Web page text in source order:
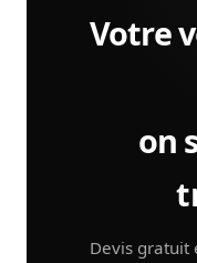
Votre
on
Devis gratuit